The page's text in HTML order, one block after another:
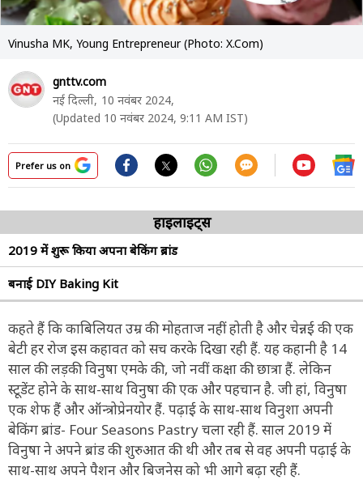
Vinusha MK, Young Entrepreneur (Photo: X.Com)
gnttv.com
नई दिल्ली, 10 नवंबर 2024,
(Updated 10 नवंबर 2024, 9:11 AM IST)
Prefer us on
हाइलाइट्स
2019 में शुरू किया अपना बेकिंग ब्रांड
बनाई DIY Baking Kit
कहते हैं कि काबिलियत उम्र की मोहताज नहीं होती है और चेन्नई की एक
बेटी हर रोज इस कहावत को सच करके दिखा रही हैं. यह कहानी है 14
साल की लड़की विनुषा एमके की, जो नवीं कक्षा की छात्रा हैं. लेकिन
स्टूडेंट होने के साथ-साथ विनुषा की एक और पहचान है. जी हां, विनुषा
एक शेफ हैं और ऑन्त्रोप्रेनयोर हैं. पढ़ाई के साथ-साथ विनुशा अपनी
बेकिंग ब्रांड- Four Seasons Pastry चला रही हैं. साल 2019 में
विनुषा ने अपने ब्रांड की शुरुआत की थी और तब से वह अपनी पढ़ाई के
साथ-साथ अपने पैशन और बिजनेस को भी आगे बढ़ा रही हैं.